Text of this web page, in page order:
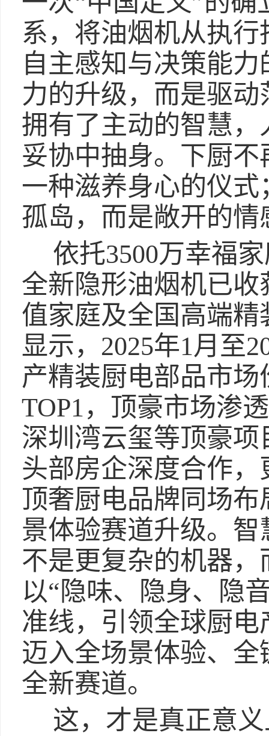
系，将油烟机从执
自主感知与决策能
力的升级，而是驱
拥有了主动的智慧
妥协中抽身。下厨
一种滋养身心的仪
孤岛，而是敞开的情
依托3500万幸福
全新隐形油烟机已
值家庭及全国高端
显示，2025年1月至
产精装厨电部品市场
TOP1，顶豪市场渗
深圳湾云玺等顶豪
头部房企深度合作
顶奢厨电品牌同场
景体验赛道升级。
不是更复杂的机器
以“隐味、隐身、隐
准线，引领全球厨
迈入全场景体验、
全新赛道。
这，才是真正意